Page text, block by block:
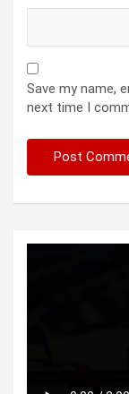
Save my name,
next time I